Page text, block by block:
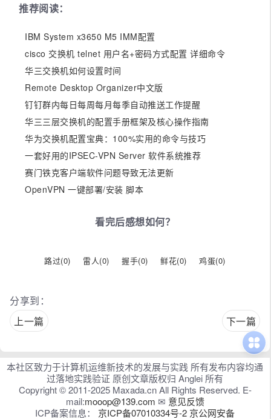
推荐阅读：
IBM System x3650 M5 IMM配置
cisco 交换机 telnet 用户名+密码方式配置 详细命令
华三交换机如何设置时间
Remote Desktop Organizer中文版
钉钉群内每日每周每月每季自动推送工作提醒
华三三层交换机的配置手册框架及核心操作指南
华为交换机配置宝典：100%实用的命令与技巧
一套好用的IPSEC-VPN Server 软件系统推荐
赛门铁克客户端软件问题导致无法更新
OpenVPN 一键部署/安装 脚本
看完后感想如何？
路过(0) 雷人(0) 握手(0) 鲜花(0) 鸡蛋(0)
分享到：
上一篇
下一篇
本社区致力于计算机运维新技术的发展与实践 所有发布内容均通
过落地实践验证 原创文章版权归 Anglei 所有
Copyright © 2011-2025 Maxada.cn All Rights Reserved. E-
mail:mooop@139.com ✉ 意见反馈
ICP备案信息：
京ICP备07010334号-2 京公网安备